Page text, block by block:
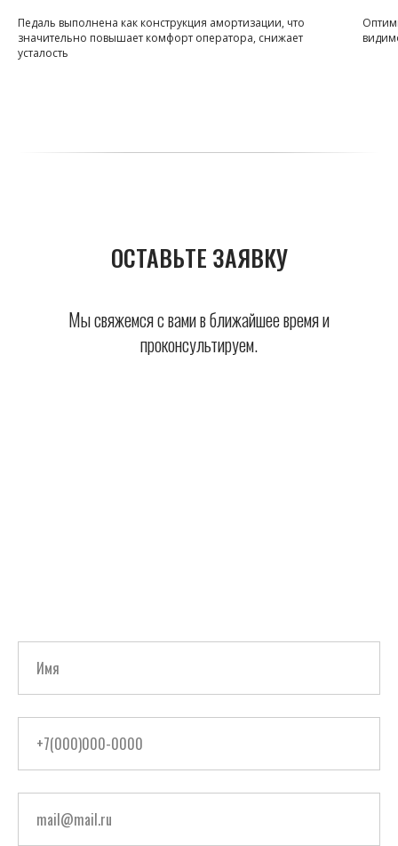
Педаль выполнена как конструкция амортизации, что
значительно повышает комфорт оператора, снижает
усталость
ОСТАВЬТЕ ЗАЯВКУ
Мы свяжемся с вами в ближайшее время и
проконсультируем.